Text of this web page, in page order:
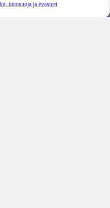
tietosuoja ja evästeet